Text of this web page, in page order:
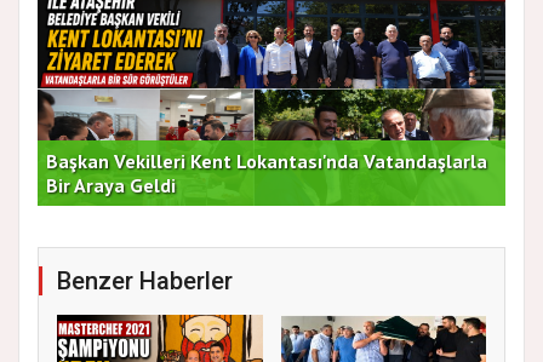
Başkan Vekilleri Kent Lokantası'nda Vatandaşlarla
Bir Araya Geldi
Benzer Haberler